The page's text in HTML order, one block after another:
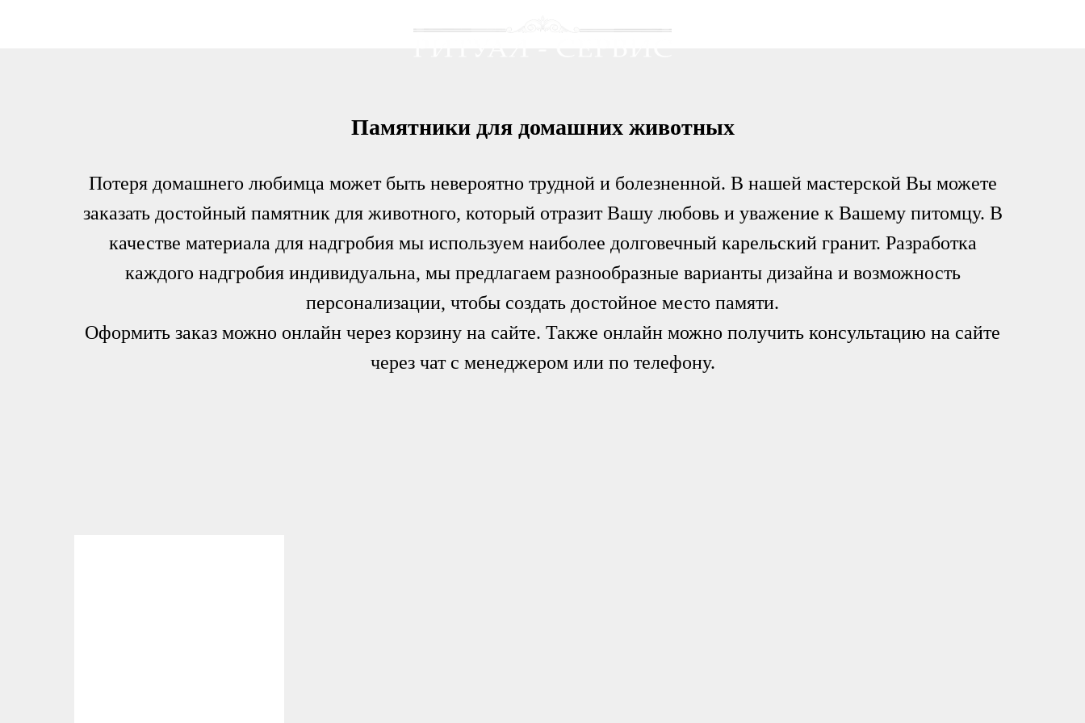
Памятники для домашних животных
Потеря домашнего любимца может быть невероятно трудной и болезненной. В нашей мастерской Вы можете
заказать достойный памятник для животного, который отразит Вашу любовь и уважение к Вашему питомцу. В
качестве материала для надгробия мы используем наиболее долговечный карельский гранит. Разработка
каждого надгробия индивидуальна, мы предлагаем разнообразные варианты дизайна и возможность
персонализации, чтобы создать достойное место памяти.
Оформить заказ можно онлайн через корзину на сайте. Также онлайн можно получить консультацию на сайте
через чат с менеджером или по телефону.